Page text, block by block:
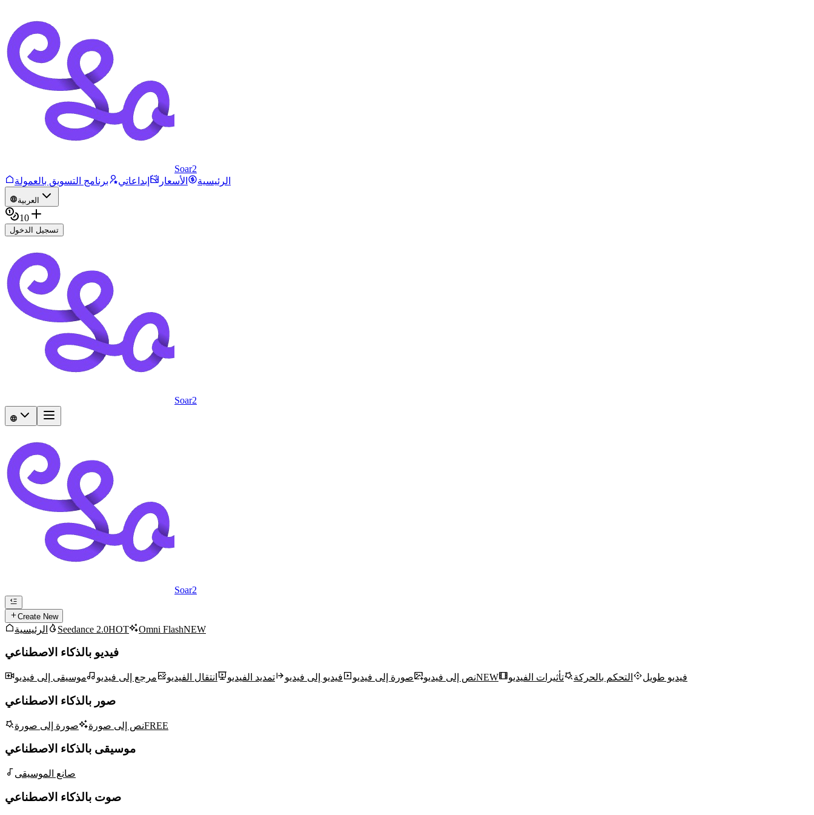
Soar2
الرئيسية
الأسعار إبداعاتي برنامج التسويق بالعمولة
العربية
10
تسجيل الدخول
Soar2
Soar2
Create New
الرئيسية Seedance 2.0HOT Omni FlashNEW
فيديو بالذكاء الاصطناعي
نص إلى فيديو صورة إلى فيديو فيديو إلى فيديو تمديد الفيديو انتقال الفيديو مرجع إلى فيديو موسيقى إلى فيديو NEW فيديو طويل التحكم بالحركة تأثيرات الفيديو
صور بالذكاء الاصطناعي
نص إلى صورة صورة إلى صورة FREE
موسيقى بالذكاء الاصطناعي
صانع الموسيقى
صوت بالذكاء الاصطناعي